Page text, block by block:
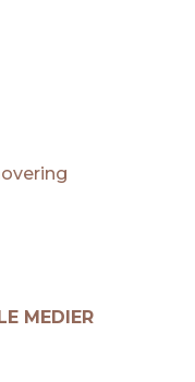
MEDIER
Byggpartner Vest